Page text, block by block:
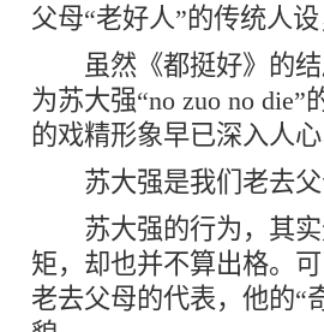
父母“老好人”的传统人
虽然《都挺好》的结
为苏大强“no zuo no
的戏精形象早已深入人
苏大强是我们老去父
苏大强的行为，其实
矩，却也并不算出格。
老去父母的代表，他的“